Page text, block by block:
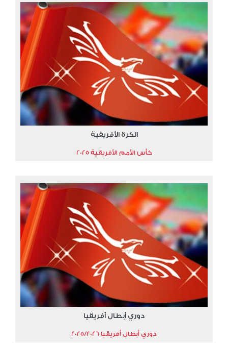
الكرة الأفريقية
كأس الأمم الأفريقية 2025
دوري أبطال أفريقيا
دوري أبطال أفريقيا 2025/2026